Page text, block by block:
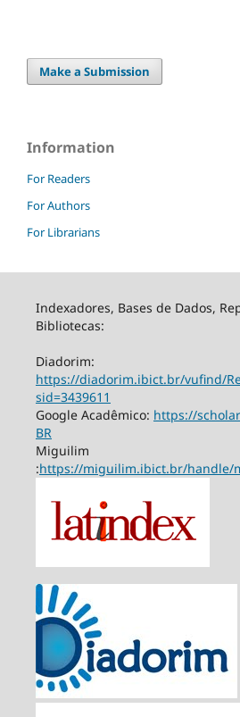
Make a Submission
Information
For Readers
For Authors
For Librarians
Indexadores, Bases de Dados,
Bibliotecas:
Diadorim:
https://diadorim.ibict.br/vufind/
sid=3439611
Google Acadêmico: https://
BR
Miguilim
:https://miguilim.ibict.br/handle/